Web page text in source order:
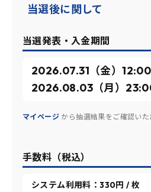
当選後に関して
当選発表・入金期間
2026.07.31（金）
2026.08.03（月）
マイページ から抽選結果をご確認いた
手数料（税込）
システム利用料：330円 / 枚